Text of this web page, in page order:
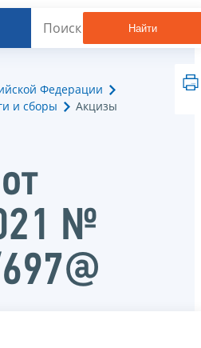
Найти
Федерации
и сборы
Акцизы
№